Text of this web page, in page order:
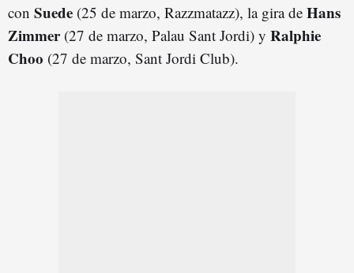
con Suede (25 de marzo, Razzmatazz), la gira de Hans
Zimmer(27 de marzo, Palau Sant Jordi) y Ralphie
Choo (27 de marzo, Sant Jordi Club).